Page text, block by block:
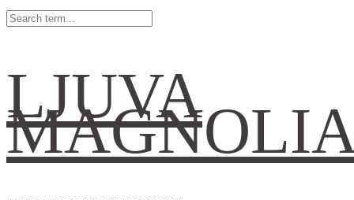
LJUVA